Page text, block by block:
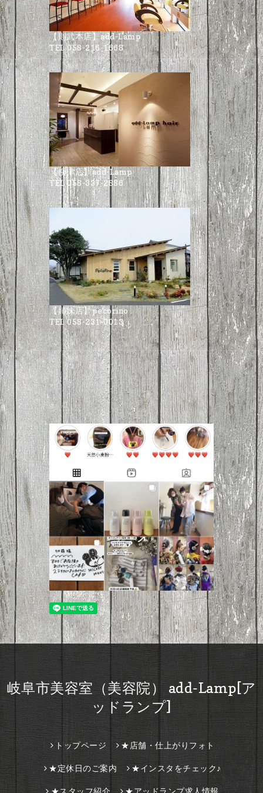
【則武本店】add-Lamp
TEL 058-216-1668
【柳津店】add-Lamp
TEL 058-337-2886
【姉妹店】pecorino
TEL 058-231-0013
岐阜市美容室（美容院） add-Lamp[ア
ッドランプ]
トップページ ★店舗・仕上がりフォト
★定休日のご案内 ★インスタをチェック♪